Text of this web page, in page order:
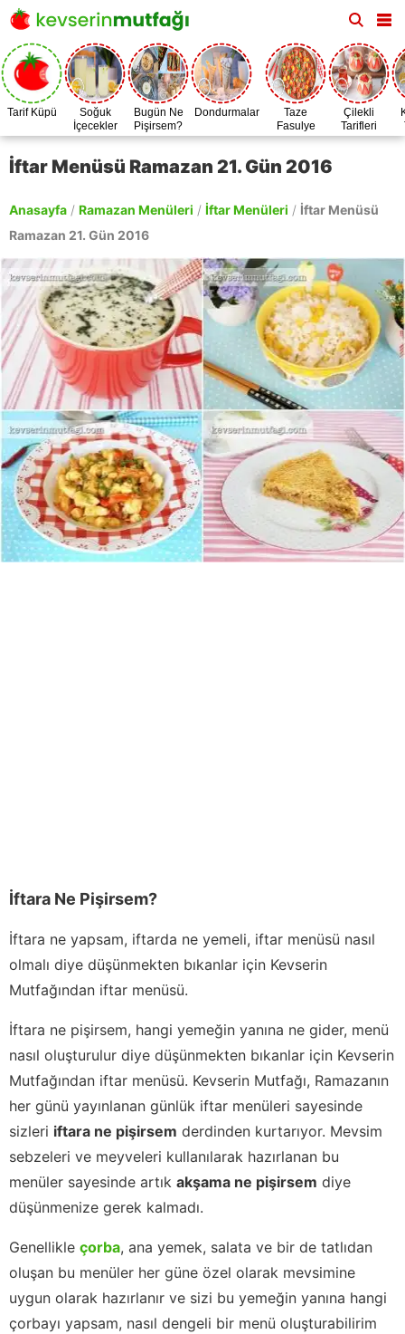
Tarif Küpü
Soğuk
İçecekler
Bugün Ne
Pişirsem?
Dondurmalar
Taze
Fasulye
Zamanı
Çilekli
Tarifleri
İftar Menüsü Ramazan 21. Gün 2016
Anasayfa / Ramazan Menüleri / İftar Menüleri / İftar Menüsü
Ramazan 21. Gün 2016
İftara Ne Pişirsem?
İftara ne yapsam, iftarda ne yemeli, iftar menüsü nasıl
olmalı diye düşünmekten bıkanlar için Kevserin
Mutfağından iftar menüsü.
İftara ne pişirsem, hangi yemeğin yanına ne gider, menü
nasıl oluşturulur diye düşünmekten bıkanlar için Kevserin
Mutfağından iftar menüsü. Kevserin Mutfağı, Ramazanın
her günü yayınlanan günlük iftar menüleri sayesinde
sizleri iftara ne pişirsem derdinden kurtarıyor. Mevsim
sebzeleri ve meyveleri kullanılarak hazırlanan bu
menüler sayesinde artık akşama ne pişirsem diye
düşünmenize gerek kalmadı.
Genellikle çorba, ana yemek, salata ve bir de tatlıdan
oluşan bu menüler her güne özel olarak mevsimine
uygun olarak hazırlanır ve sizi bu yemeğin yanına hangi
çorbayı yapsam, nasıl dengeli bir menü oluşturabilirim